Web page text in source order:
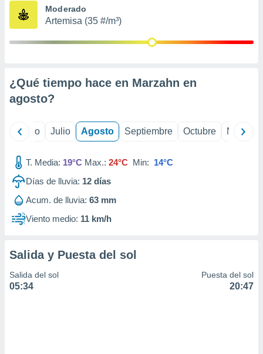
publicidad
1199
Moderado
Artemisa (35 #/m³)
¿Qué tiempo hace en Marzahn en
agosto?
Junio Julio Agosto Septiembre Octubre
T. Media: 19°C Max.: 24°C Min: 14°C
Días de lluvia: 12 días
Acum. de lluvia: 63 mm
Viento medio: 11 km/h
Salida y Puesta del sol
Salida del sol
05:34
Puesta del sol
20:47